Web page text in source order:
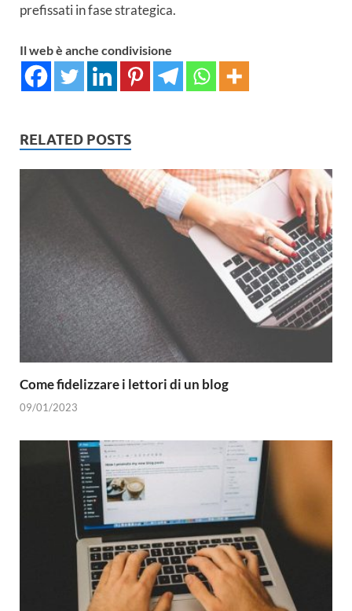
prefissati in fase strategica.
Il web è anche condivisione
RELATED POSTS
Come fidelizzare i lettori di un blog
09/01/2023